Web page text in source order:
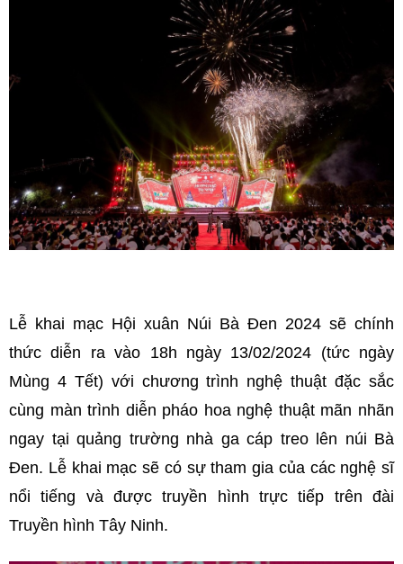
Lễ khai mạc Hội xuân Núi Bà Đen 2024 sẽ chính
thức diễn ra vào 18h ngày 13/02/2024 (tức ngày
Mùng 4 Tết) với chương trình nghệ thuật đặc sắc
cùng màn trình diễn pháo hoa nghệ thuật mãn nhãn
ngay tại quảng trường nhà ga cáp treo lên núi Bà
Đen. Lễ khai mạc sẽ có sự tham gia của các nghệ sĩ
nổi tiếng và được truyền hình trực tiếp trên đài
Truyền hình Tây Ninh.